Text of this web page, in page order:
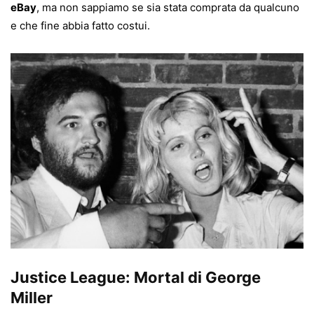
eBay, ma non sappiamo se sia stata comprata da qualcuno
e che fine abbia fatto costui.
Justice League: Mortal di George
Miller